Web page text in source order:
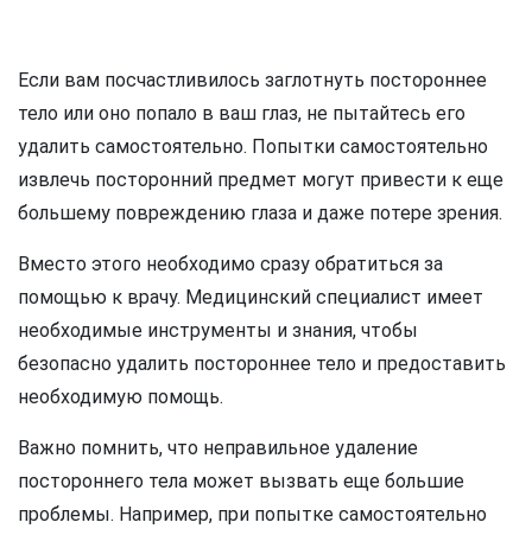
Если вам посчастливилось заглотнуть постороннее
тело или оно попало в ваш глаз, не пытайтесь его
удалить самостоятельно. Попытки самостоятельно
извлечь посторонний предмет могут привести к еще
большему повреждению глаза и даже потере зрения.
Вместо этого необходимо сразу обратиться за
помощью к врачу. Медицинский специалист имеет
необходимые инструменты и знания, чтобы
безопасно удалить постороннее тело и предоставить
необходимую помощь.
Важно помнить, что неправильное удаление
постороннего тела может вызвать еще большие
проблемы. Например, при попытке самостоятельно